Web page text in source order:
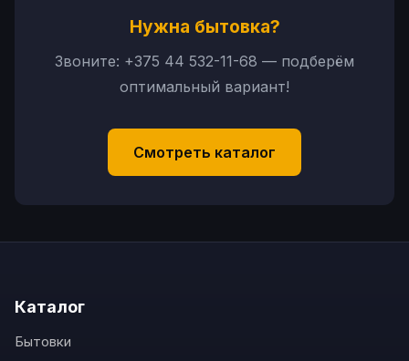
Нужна бытовка?
Звоните: +375 44 532-11-68 — подберём
оптимальный вариант!
Смотреть каталог
Каталог
Бытовки